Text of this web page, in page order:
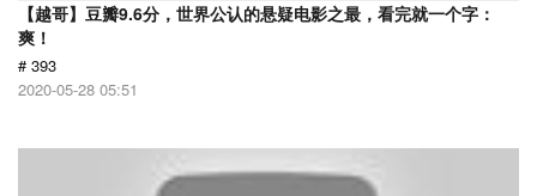
【越哥】豆瓣9.6分，世界公认的悬疑电影之最，看完就一个字：
爽！
# 393
2020-05-28 05:51